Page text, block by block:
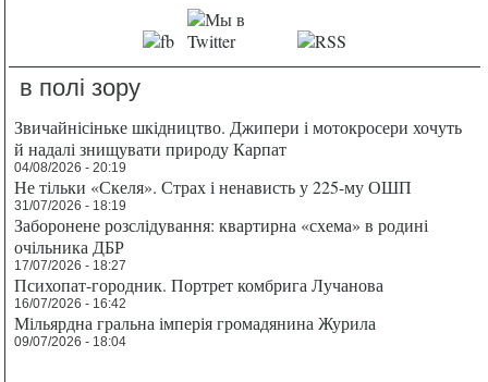
в полі зору
Звичайнісіньке шкідництво. Джипери і мотокросери хочуть
й надалі знищувати природу Карпат
04/08/2026 - 20:19
Не тільки «Скеля». Страх і ненависть у 225-му ОШП
31/07/2026 - 18:19
Заборонене розслідування: квартирна «схема» в родині
очільника ДБР
17/07/2026 - 18:27
Психопат-городник. Портрет комбрига Лучанова
16/07/2026 - 16:42
Мільярдна гральна імперія громадянина Журила
09/07/2026 - 18:04